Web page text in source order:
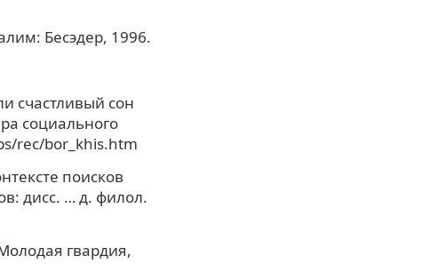
Бесэдер, 1996.
счастливый сон
социального
rec/bor_khis.htm
поисков
дисс. … д. филол.
гвардия,